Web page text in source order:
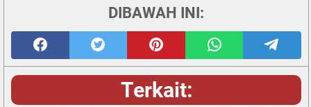
DIBAWAH INI:
Terkait: